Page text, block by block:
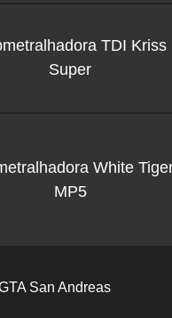
TDI Kriss
Super
White
MP5
San Andreas